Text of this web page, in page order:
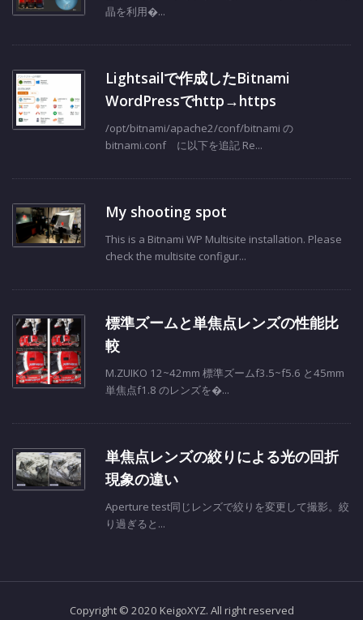
晶を利用�...
Lightsailで作成したBitnami
WordPressでhttp→https
/opt/bitnami/apache2/conf/bitnami の
bitnami.conf に以下を追記 Re...
My shooting spot
This is a Bitnami WP Multisite installation. Please
check the multisite configur...
標準ズームと単焦点レンズの性能比
較
M.ZUIKO 12~42mm 標準ズームf3.5~f5.6 と45mm
単焦点f1.8 のレンズを�...
単焦点レンズの絞りによる光の回折
現象の違い
Aperture test同じレンズで絞りを変更して撮影。絞
り過ぎると...
Copyright © 2020 KeigoXYZ. All right reserved